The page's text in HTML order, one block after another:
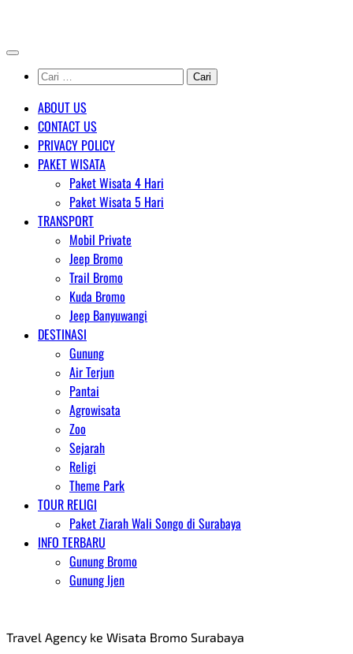
content
Cari
untuk:
ABOUT US
CONTACT US
PRIVACY POLICY
PAKET WISATA
Paket Wisata 4 Hari
Paket Wisata 5 Hari
TRANSPORT
Mobil Private
Jeep Bromo
Trail Bromo
Kuda Bromo
Jeep Banyuwangi
DESTINASI
Gunung
Air Terjun
Pantai
Agrowisata
Zoo
Sejarah
Religi
Theme Park
TOUR RELIGI
Paket Ziarah Wali Songo di Surabaya
INFO TERBARU
Gunung Bromo
Gunung Ijen
Travel Agency ke Wisata Bromo Surabaya